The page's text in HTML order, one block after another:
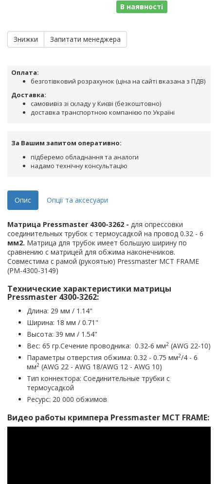
В наявності
Знижки Запитати менеджера
Оплата:
безготівковий розрахунок (ціна на сайті вказана з ПДВ)
Доставка:
самовивіз зі складу у Києві (безкоштовно)
доставка транспортною компанією по Україні
За Вашим запитом оперативно:
підберемо обладнання та аналоги
надамо технічну консультацію
Опис Опції та аксесуари
Матрица Pressmaster 4300-3262 - для опрессовки
соединительных трубок с термоусадкой на провод 0.32 - 6
мм2. Матрица для трубок имеет большую ширину по
сравнению с матрицей для обжима наконечников.
Совместима с рамой (рукоятью) Pressmaster MCT FRAME
(PM-4300-3149)
Технические характеристики матрицы
Pressmaster 4300-3262:
Длина: 29 мм / 1.14"
Ширина: 18 мм / 0.71"
Высота: 39 мм / 1.54"
Вес: 65 гр.Сечение проводника: 0.32-6 мм2 (AWG 22-10)
Параметры отверстия обжима: 0.32 - 0.75 мм2/4 - 6
мм2 (AWG 22 - AWG 18/AWG 12 - AWG 10)
Тип коннектора: Соединительные трубки с
термоусадкой
Ресурс: 20 000 обжимов
Видео работы кримпера Pressmaster MCT FRAME: